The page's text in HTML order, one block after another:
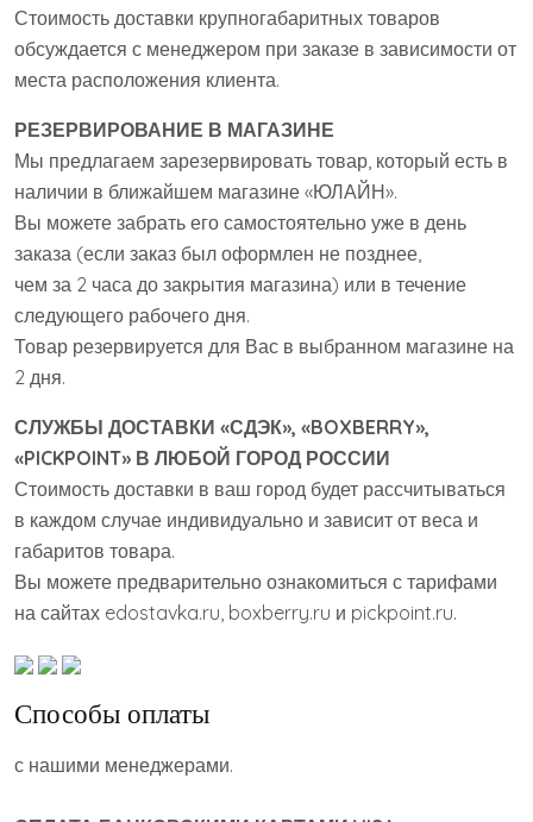
Стоимость доставки крупногабаритных товаров
обсуждается с менеджером при заказе в зависимости от
места расположения клиента.
РЕЗЕРВИРОВАНИЕ В МАГАЗИНЕ
Мы предлагаем зарезервировать товар, который есть в
наличии в ближайшем магазине «ЮЛАЙН».
Вы можете забрать его самостоятельно уже в день
заказа (если заказ был оформлен не позднее,
чем за 2 часа до закрытия магазина) или в течение
следующего рабочего дня.
Товар резервируется для Вас в выбранном магазине на
2 дня.
СЛУЖБЫ ДОСТАВКИ «СДЭК», «BOXBERRY»,
«PICKPOINT» В ЛЮБОЙ ГОРОД РОССИИ
Стоимость доставки в ваш город будет рассчитываться
в каждом случае индивидуально и зависит от веса и
габаритов товара.
Вы можете предварительно ознакомиться с тарифами
на сайтах edostavka.ru, boxberry.ru и pickpoint.ru.
Способы оплаты
с нашими менеджерами.